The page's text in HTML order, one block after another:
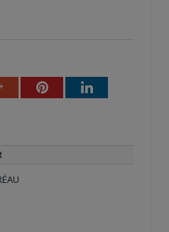
Google+PinterestLinkedIn